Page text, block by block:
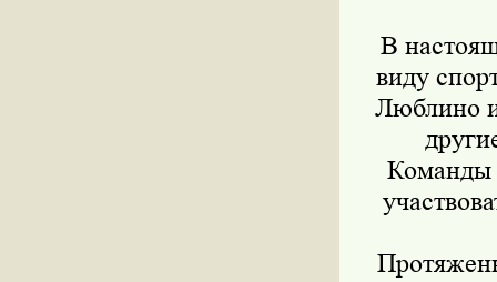
В
виду
Люблино
Команды